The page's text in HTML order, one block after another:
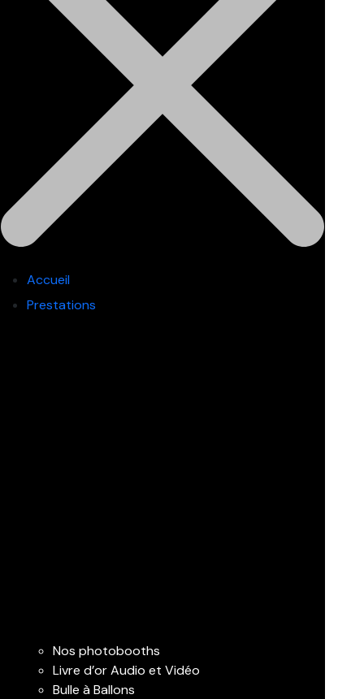
Accueil
Prestations
Nos photobooths
Livre d’or Audio et Vidéo
Bulle à Ballons